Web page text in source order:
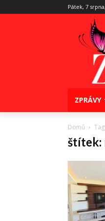
Pátek, 7
ZPRÁVY
Domů
štítek: